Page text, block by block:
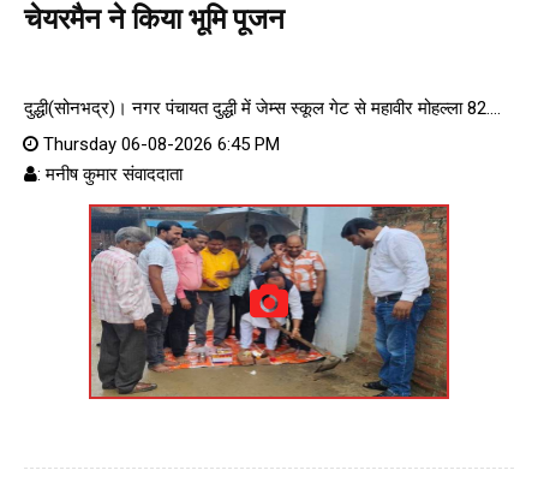
चेयरमैन ने किया भूमि पूजन
दुद्धी(सोनभद्र)। नगर पंचायत दुद्धी में जेम्स स्कूल गेट से महावीर मोहल्ला 82....
Thursday 06-08-2026 6:45 PM
: मनीष कुमार संवाददाता